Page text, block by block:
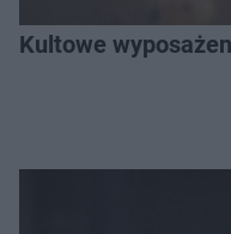
Kultowe